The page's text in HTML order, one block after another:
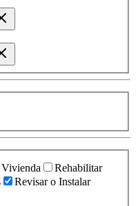
Rehabilitar
Revisar o Instalar